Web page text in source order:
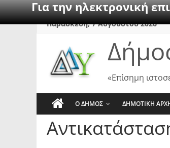
Για την ηλεκτρονική
SkipΠαρασκευή, 7 Αυγούστου 2026
«Επίσημη
Ο ΔΗΜΟΣ ΔΗΜΟΤΙΚΗ